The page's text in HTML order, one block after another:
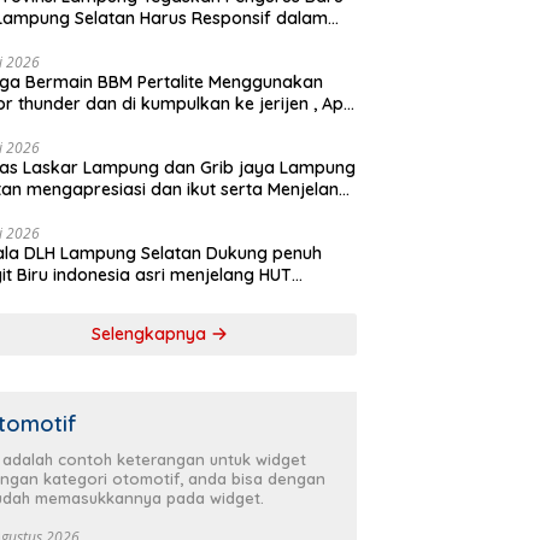
Selatan Harus Responsif dalam
2026
Bermain BBM Pertalite Menggunakan
thunder dan di kumpulkan ke jerijen , Apri
2026
Laskar Lampung dan Grib jaya Lampung
mengapresiasi dan ikut serta Menjelang
cabang) Partai Demokrat Lampung
gelar aksi bersih-bersih pantai dan
pohon
2026
DLH Lampung Selatan Dukung penuh
Biru indonesia asri menjelang HUT
Selengkapnya
adalah contoh keterangan untuk widget
kategori otomotif, anda bisa dengan
memasukkannya pada widget.